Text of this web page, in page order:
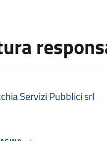
Servizi Pubblici srl